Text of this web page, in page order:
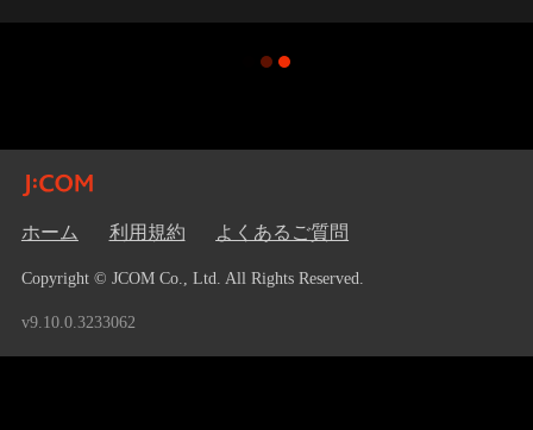
ホーム 利用規約 よくあるご質問
Copyright © JCOM Co., Ltd. All Rights Reserved.
v9.10.0.3233062